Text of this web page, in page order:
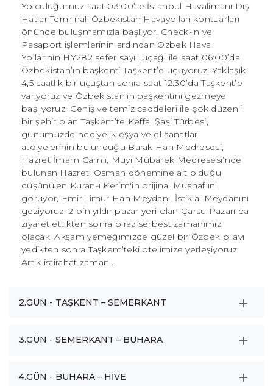
Yolculuğumuz saat 03:00’te İstanbul Havalimanı Dış
Hatlar Terminali Özbekistan Havayolları kontuarları
önünde buluşmamızla başlıyor. Check-in ve
Pasaport işlemlerinin ardından Özbek Hava
Yollarının HY282 sefer sayılı uçağı ile saat 06:00’da
Özbekistan’ın başkenti Taşkent’e uçuyoruz. Yaklaşık
4,5 saatlik bir uçuştan sonra saat 12:30’da Taşkent’e
varıyoruz ve Özbekistan’ın başkentini gezmeye
başlıyoruz. Geniş ve temiz caddeleri ile çok düzenli
bir şehir olan Taşkent’te Keffal Şaşi Türbesi,
günümüzde hediyelik eşya ve el sanatları
atölyelerinin bulunduğu Barak Han Medresesi,
Hazret İmam Camii, Muyi Mübarek Medresesi’nde
bulunan Hazreti Osman dönemine ait olduğu
düşünülen Kuran-ı Kerim'in orijinal Mushaf’ını
görüyor, Emir Timur Han Meydanı, İstiklal Meydanını
geziyoruz. 2 bin yıldır pazar yeri olan Çarsu Pazarı da
ziyaret ettikten sonra biraz serbest zamanımız
olacak. Akşam yemeğimizde güzel bir Özbek pilavı
yedikten sonra Taşkent’teki otelimize yerleşiyoruz.
Artık istirahat zamanı.
2.GÜN - TAŞKENT – SEMERKANT
3.GÜN - SEMERKANT – BUHARA
4.GÜN - BUHARA – HİVE